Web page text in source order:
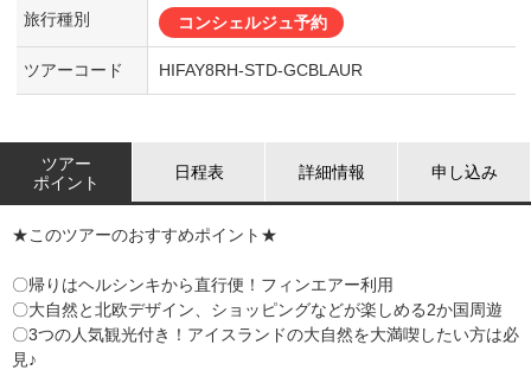
旅行種別 コンシェルジュ予約
ツアーコード HIFAY8RH-STD-GCBLAUR
ツアー
ポイント
日程表 詳細情報 申し込み
★このツアーのおすすめポイント★
〇帰りはヘルシンキから直行便！フィンエアー利用
〇大自然と北欧デザイン、ショッピングなどが楽しめる2か国周遊
〇3つの人気観光付き！アイスランドの大自然を大満喫したい方は必
見♪